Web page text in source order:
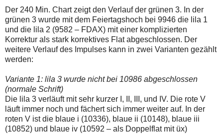
Der 240 Min. Chart zeigt den Verlauf der grünen 3. In der
grünen 3 wurde mit dem Feiertagshoch bei 9946 die lila 1
und die lila 2 (9582 – FDAX) mit einer komplizierten
Korrektur als stark korrektives Flat abgeschlossen. Der
weitere Verlauf des Impulses kann in zwei Varianten gezählt
werden:
Variante 1: lila 3 wurde nicht bei 10986 abgeschlossen
(normale Schrift)
Die lila 3 verläuft mit sehr kurzer I, II, III, und IV. Die rote V
läuft immer noch und fächert sich immer weiter auf. In der
roten V ist die blaue i (10336), blaue ii (10148), blaue iii
(10852) und blaue iv (10592 – als Doppelflat mit üx)